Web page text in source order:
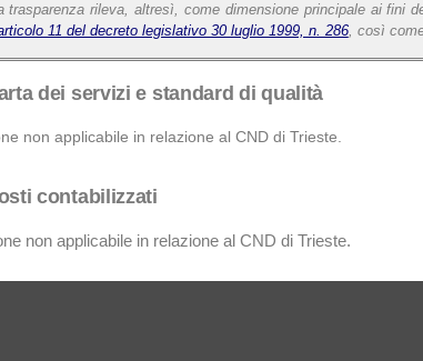
trasparenza rileva, altresì, come dimensione principale ai fini
11 del decreto legislativo 30 luglio 1999, n. 286, così
dei servizi e standard di qualità
non applicabile in relazione al CND di Trieste.
contabilizzati
non applicabile in relazione al CND di Trieste.